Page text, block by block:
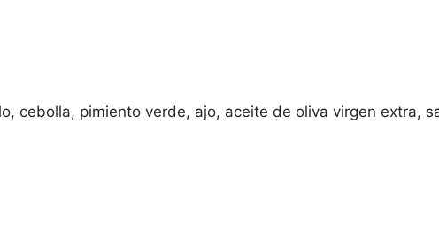
cebolla, pimiento verde, ajo, aceite de oliva virgen extra,